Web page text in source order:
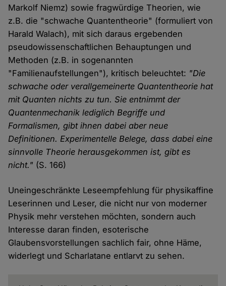
Markolf Niemz) sowie fragwürdige Theorien, wie
z.B. die "schwache Quantentheorie" (formuliert von
Harald Walach), mit sich daraus ergebenden
pseudowissenschaftlichen Behauptungen und
Methoden (z.B. in sogenannten
"Familienaufstellungen"), kritisch beleuchtet: "Die
schwache oder verallgemeinerte Quantentheorie hat
mit Quanten nichts zu tun. Sie entnimmt der
Quantenmechanik lediglich Begriffe und
Formalismen, gibt ihnen dabei aber neue
Definitionen. Experimentelle Belege, dass dabei eine
sinnvolle Theorie herausgekommen ist, gibt es
nicht." (S. 166)
Uneingeschränkte Leseempfehlung für physikaffine
Leserinnen und Leser, die nicht nur von moderner
Physik mehr verstehen möchten, sondern auch
Interesse daran finden, esoterische
Glaubensvorstellungen sachlich fair, ohne Häme,
widerlegt und Scharlatane entlarvt zu sehen.